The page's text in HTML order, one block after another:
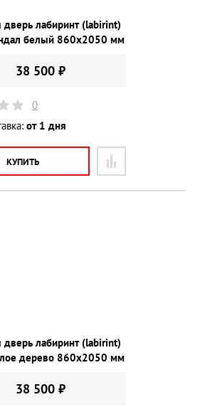
дверь лабиринт (labirint)
белый 860х2050 мм
38 500 ₽
0
от 1 дня
КУПИТЬ
дверь лабиринт (labirint)
дерево 860х2050 мм
38 500 ₽